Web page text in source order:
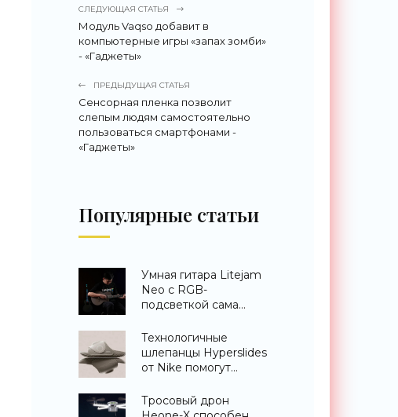
СЛЕДУЮЩАЯ СТАТЬЯ
Модуль Vaqso добавит в
компьютерные игры «запах зомби»
- «Гаджеты»
ПРЕДЫДУЩАЯ СТАТЬЯ
Сенсорная пленка позволит
слепым людям самостоятельно
пользоваться смартфонами -
«Гаджеты»
Популярные статьи
Умная гитара Litejam
Neo с RGB-
подсветкой сама
«Гаджеты»
Технологичные
шлепанцы Hyperslides
от Nike помогут
ноги после
тренировки -
Тросовый дрон